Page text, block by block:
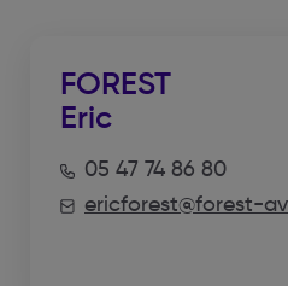
FOREST
Eric
05 47 74 86 80
ericforest@forest-